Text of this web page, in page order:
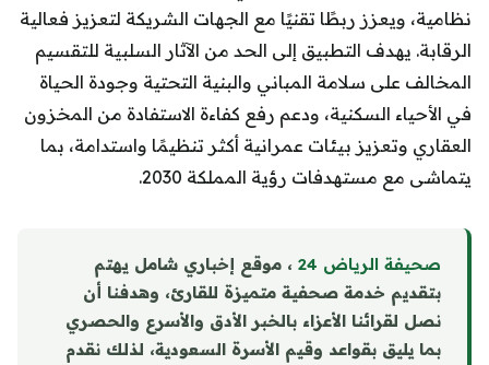
نظامية، ويعزز ربطًا تقنيًا مع الجهات الشريكة لتعزيز فعالية
الرقابة. يهدف التطبيق إلى الحد من الآثار السلبية للتقسيم
المخالف على سلامة المباني والبنية التحتية وجودة الحياة
في الأحياء السكنية، ودعم رفع كفاءة الاستفادة من المخزون
العقاري وتعزيز بيئات عمرانية أكثر تنظيمًا واستدامة، بما
يتماشى مع مستهدفات رؤية المملكة 2030.
صحيفة الرياض 24
، موقع إخباري شامل يهتم
بتقديم خدمة صحفية متميزة للقارئ، وهدفنا أن
نصل لقرائنا الأعزاء بالخبر الأدق والأسرع والحصري
بما يليق بقواعد وقيم الأسرة السعودية، لذلك نقدم